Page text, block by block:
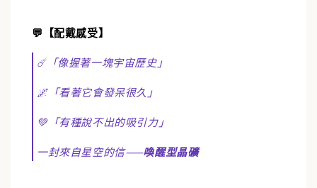
💬【配戴感受】
☄️「像握著一塊宇宙歷史」
🌌「看著它會發呆很久」
💚「有種說不出的吸引力」
一封來自星空的信——喚醒型晶礦